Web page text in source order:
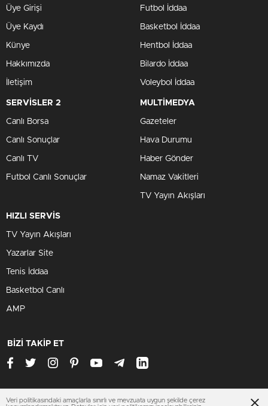
Üye Girişi
Üye Kaydı
Künye
Hakkımızda
İletişim
Futbol İddaa
Basketbol İddaa
Hentbol İddaa
Bilardo İddaa
Voleybol İddaa
SERVİSLER 2
Canlı Borsa
Canlı Sonuçlar
Canlı TV
Futbol Canlı Sonuçlar
MULTİMEDYA
Gazeteler
Hava Durumu
Haber Gönder
Namaz Vakitleri
TV Yayın Akışları
HIZLI SERVİS
TV Yayın Akışları
Yazarlar Site
Tenis İddaa
Basketbol Canlı
AMP
BİZİ TAKİP ET
www.alexahileleri.com
Veri politikasındaki amaçlarla sınırlı ve mevzuata uygun şekilde çerez